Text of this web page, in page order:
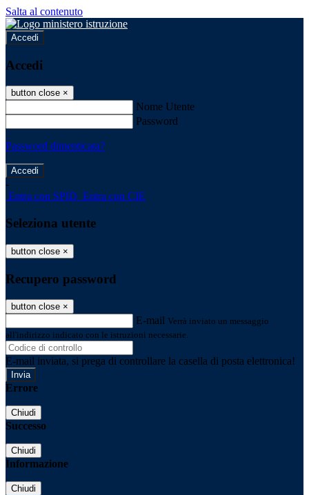
Salta al contenuto
Accedi
Accedi
button close ×
Nome Utente
Password
Password dimenticata?
-
Entra con SPID Entra con CIE
Seleziona utente
button close ×
Recupero password
button close ×
E-mail Verrà inviato un messaggio
all'indirizzo indicato con le istruzioni necessarie.
E-mail inviata, si prega di controllare la casella di posta elettronica!
Errore
Chiudi
Successo
Chiudi
Informazione
Chiudi